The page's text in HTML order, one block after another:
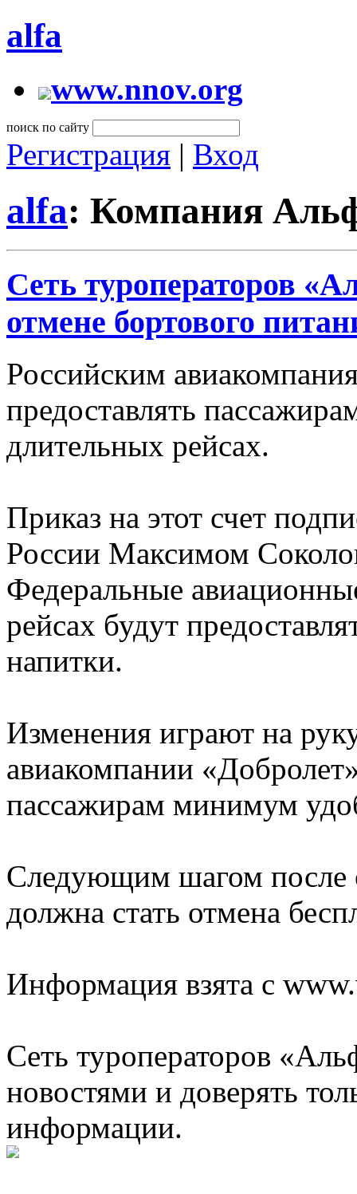
alfa
www.nnov.org
поиск по сайту
Регистрация | Вход
alfa: Компания
Сеть туроператоров
отмене бортового
Российским
предоставлять
длительных рейсах.
Приказ на этот счет
России Максимом
Федеральные
рейсах будут
напитки.
Изменения играют на
авиакомпании
пассажирам минимум
Следующим шагом после
должна стать отмена
Информация взята с
Сеть туроператоров
новостями и доверять
информации.